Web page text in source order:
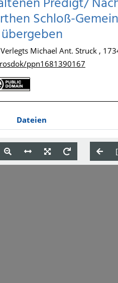
Schloß-
übergeben
Michael Ant. Struck ,
ppn1681390167
Dateien